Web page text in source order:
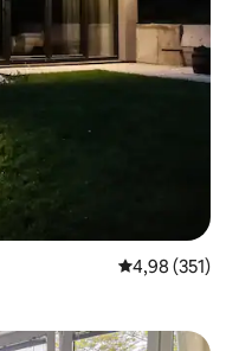
Keskmine
4,98 (351)